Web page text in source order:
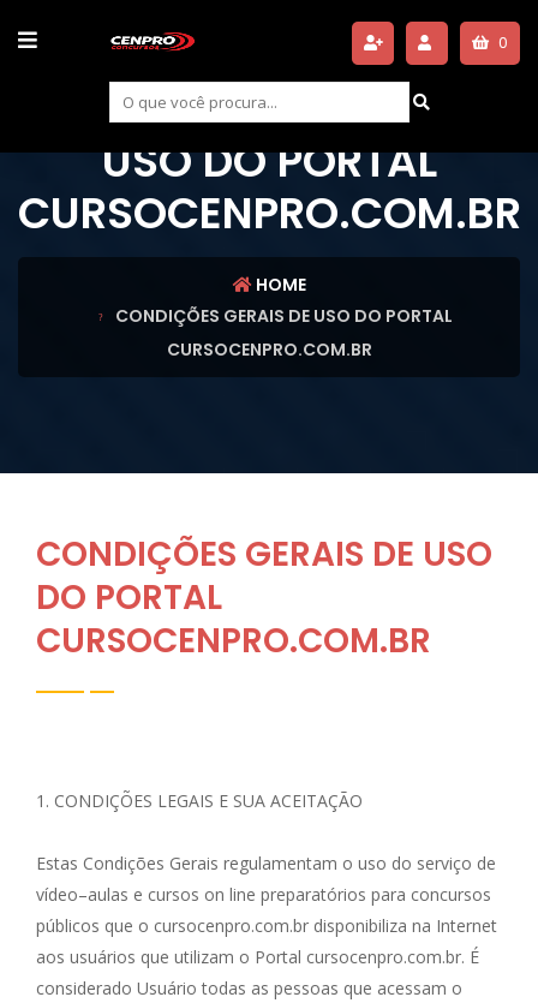
0
CONDIÇÕES GERAIS DE
USO DO PORTAL
CURSOCENPRO.COM.BR
HOME
CONDIÇÕES GERAIS DE USO DO PORTAL
CURSOCENPRO.COM.BR
CONDIÇÕES GERAIS DE USO
DO PORTAL
CURSOCENPRO.COM.BR
1. CONDIÇÕES LEGAIS E SUA ACEITAÇÃO
Estas Condições Gerais regulamentam o uso do serviço de
vídeo–aulas e cursos on line preparatórios para concursos
públicos que o cursocenpro.com.br disponibiliza na Internet
aos usuários que utilizam o Portal cursocenpro.com.br. É
considerado Usuário todas as pessoas que acessam o